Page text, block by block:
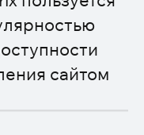
сайтом